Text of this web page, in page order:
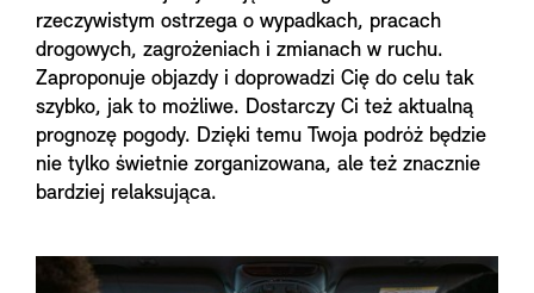
rzeczywistym ostrzega o wypadkach, pracach
drogowych, zagrożeniach i zmianach w ruchu.
Zaproponuje objazdy i doprowadzi Cię do celu tak
szybko, jak to możliwe. Dostarczy Ci też aktualną
prognozę pogody. Dzięki temu Twoja podróż będzie
nie tylko świetnie zorganizowana, ale też znacznie
bardziej relaksująca.